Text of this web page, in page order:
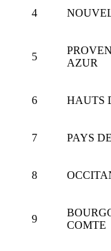
4
5
AZUR
6 HAUTS
7 PAYS
8
9
COMTE